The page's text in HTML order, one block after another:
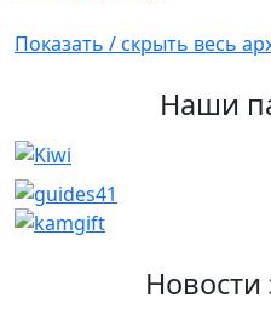
Показать / скрыть весь
Наши
Новости